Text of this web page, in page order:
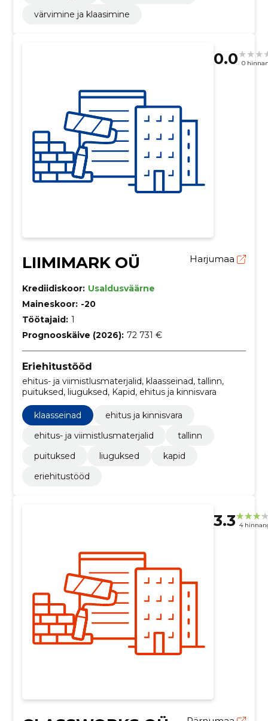
värvimine ja klaasimine
0.0 0
LIIMIMARK OÜ Harjumaa
Krediidiskoor: Usaldusväärne
Maineskoor: -20
Töötajaid: 1
Prognooskäive (2026): 72 731 €
Eriehitustööd
ehitus- ja viimistlusmaterjalid, klaasseinad, tallinn,
puituksed, liuguksed, Kapid, ehitus ja kinnisvara
klaasseinad
ehitus ja kinnisvara
ehitus- ja viimistlusmaterjalid
tallinn
puituksed
liuguksed
kapid
eriehitustööd
3.3 4